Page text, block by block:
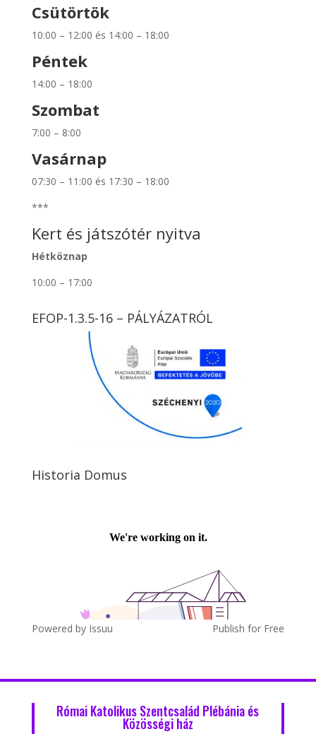
Csütörtök
10:00 – 12:00 és 14:00 – 18:00
Péntek
14:00 – 18:00
Szombat
7:00 – 8:00
Vasárnap
07:30 – 11:00 és 17:30 – 18:00
***
Kert és játszótér nyitva
Hétköznap
10:00 – 17:00
EFOP-1.3.5-16 – PÁLYÁZATRÓL
Historia Domus
Powered by Issuu Publish for Free
Római Katolikus Szentcsalád Plébánia és
Közösségi ház